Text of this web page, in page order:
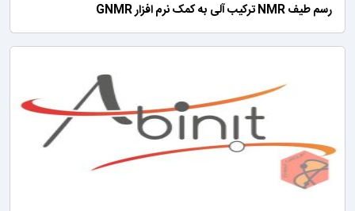
رسم طیف NMR ترکیب آلی به کمک نرم افزار GNMR